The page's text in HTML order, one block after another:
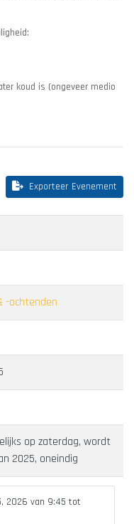
koud is (ongeveer medio
Exporteer Evenement
-ochtenden
op zaterdag, wordt
2025, oneindig
2026 van 9:45 tot